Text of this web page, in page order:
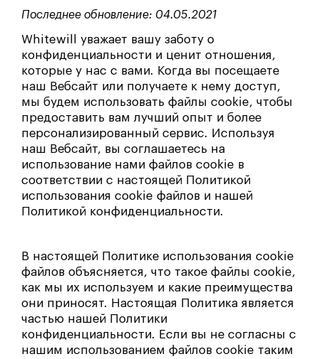
Последнее обновление: 04.05.2021
Whitewill уважает вашу заботу о
конфиденциальности и ценит отношения,
которые у нас с вами. Когда вы посещаете
наш Вебсайт или получаете к нему доступ,
мы будем использовать файлы cookie, чтобы
предоставить вам лучший опыт и более
персонализированный сервис. Используя
наш Вебсайт, вы соглашаетесь на
использование нами файлов cookie в
соответствии с настоящей Политикой
использования cookie файлов и нашей
Политикой конфиденциальности.
В настоящей Политике использования cookie
файлов объясняется, что такое файлы cookie,
как мы их используем и какие преимущества
они приносят. Настоящая Политика является
частью нашей Политики
конфиденциальности. Если вы не согласны с
нашим использованием файлов cookie таким